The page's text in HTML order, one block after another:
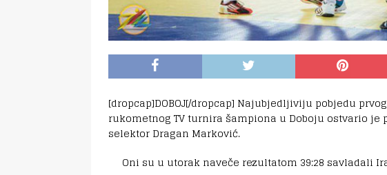
[dropcap]DOBOJ[/dropcap] Najubjedljiviju pobjedu
rukometnog TV turnira šampiona u Doboju ostvario je
selektor Dragan Marković.
Oni su u utorak naveče rezultatom 39:28 savladali